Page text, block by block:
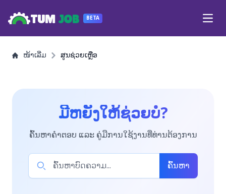
TUM JOB BETA
ໜ້າເລີ່ມ ສູນຊ່ວຍເຫຼືອ
ມີຫຍັງໃຫ້ຊ່ວຍບໍ?
ຄົ້ນຫາຄຳຕອບ ແລະ ຄູ່ມືການໃຊ້ງານທີ່ທ່ານຕ້ອງການ
ຄົ້ນຫາ